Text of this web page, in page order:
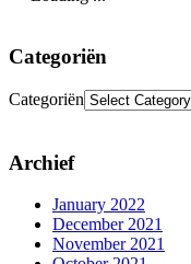
Categoriën
Categoriën
Archief
January 2022
December 2021
November 2021